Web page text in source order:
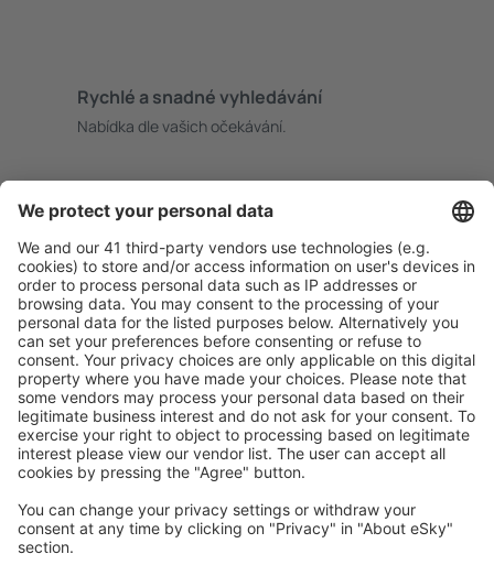
Rychlé a snadné vyhledávání
Nabídka dle vašich očekávání.
Bezproblémová rezervace s možností bezplatného
zrušení.
S námi ušetříte
Atraktivní ceny a speciální nabídky pro přihlášené
uživatele.
Ubytování dle vašeho gusta
Vyberte si z více než 1.3 milionu zařízení: hotelů,
apartmánů, chat a dalších.
Nejvyhledávanější hotely uživateli eSky